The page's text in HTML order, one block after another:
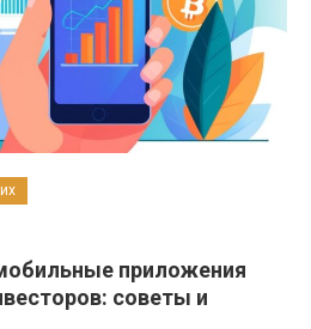
приложения
советы и